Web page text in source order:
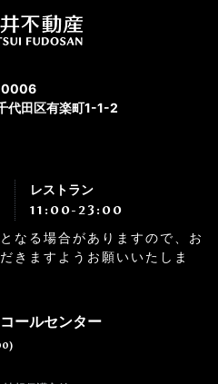
代田区有楽町1-1-2
レストラン
11:00-23:00
なる場合がありますので、お
きますようお願いいたしま
ールセンター